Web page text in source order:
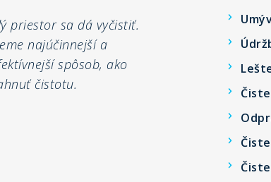
priestor sa dá vyčistiť.
najúčinnejší a
spôsob, ako
čistotu.